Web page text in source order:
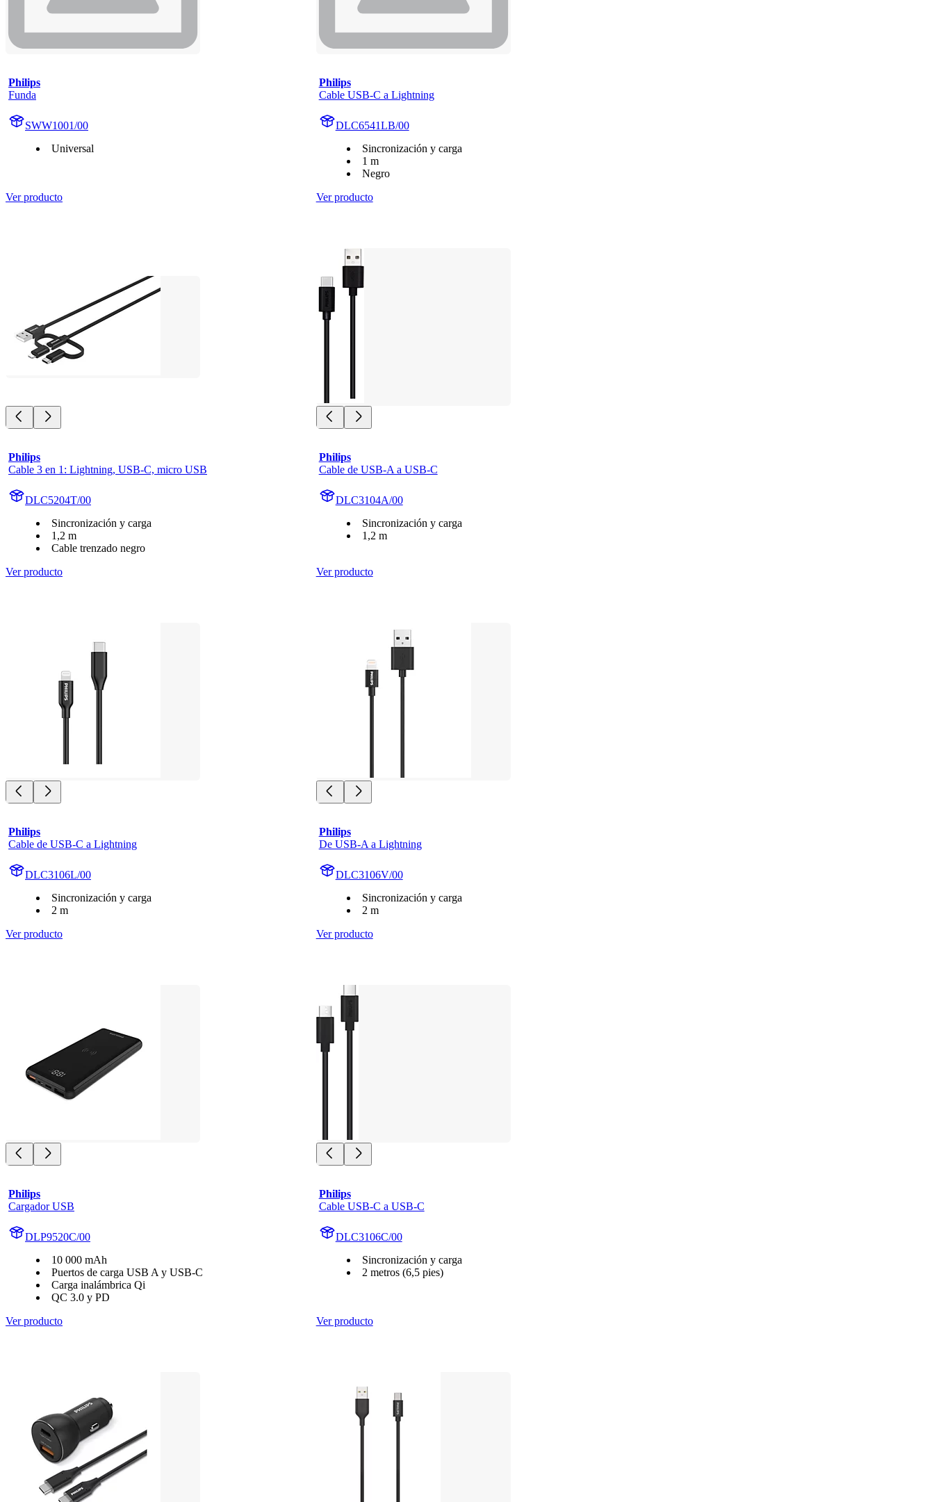
Philips
Funda
SWW1001/00
Universal
Ver producto
Philips
Cable USB-C a Lightning
DLC6541LB/00
Sincronización y carga
1 m
Negro
Ver producto
Philips
Cable 3 en 1: Lightning, USB-C, micro USB
DLC5204T/00
Sincronización y carga
1,2 m
Cable trenzado negro
Ver producto
Philips
Cable de USB-A a USB-C
DLC3104A/00
Sincronización y carga
1,2 m
Ver producto
Philips
Cable de USB-C a Lightning
DLC3106L/00
Sincronización y carga
2 m
Ver producto
Philips
De USB-A a Lightning
DLC3106V/00
Sincronización y carga
2 m
Ver producto
Philips
Cargador USB
DLP9520C/00
10 000 mAh
Puertos de carga USB A y USB-C
Carga inalámbrica Qi
QC 3.0 y PD
Ver producto
Philips
Cable USB-C a USB-C
DLC3106C/00
Sincronización y carga
2 metros (6,5 pies)
Ver producto